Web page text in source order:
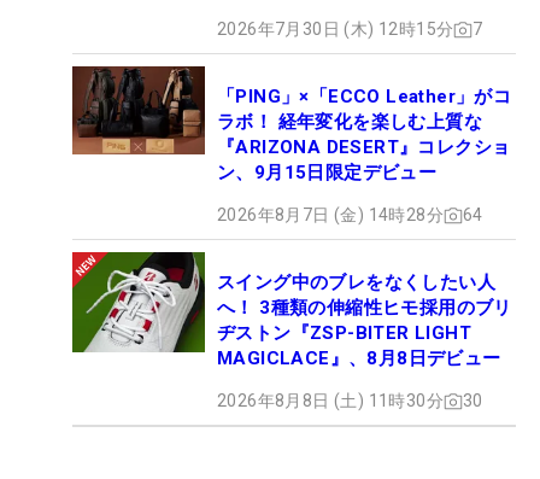
2026年7月30日 (木) 12時15分 7
「PING」×「ECCO Leather」がコ
ラボ！ 経年変化を楽しむ上質な
『ARIZONA DESERT』コレクショ
ン、9月15日限定デビュー
2026年8月7日 (金) 14時28分 64
スイング中のブレをなくしたい人
へ！ 3種類の伸縮性ヒモ採用のブリ
ヂストン『ZSP-BITER LIGHT
MAGICLACE』、8月8日デビュー
2026年8月8日 (土) 11時30分 30